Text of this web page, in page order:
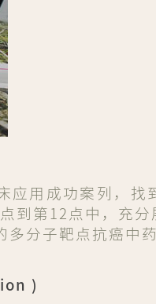
用成功案列，找
到第12点中，充分
分子靶点抗癌中药
)